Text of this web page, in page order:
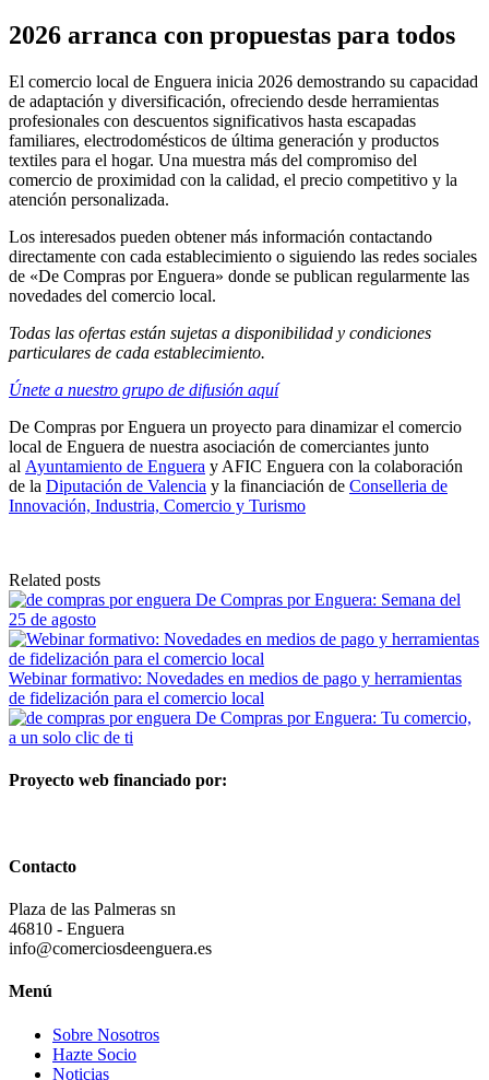
2026 arranca con propuestas para todos
El comercio local de Enguera inicia 2026 demostrando su capacidad
de adaptación y diversificación, ofreciendo desde herramientas
profesionales con descuentos significativos hasta escapadas
familiares, electrodomésticos de última generación y productos
textiles para el hogar. Una muestra más del compromiso del
comercio de proximidad con la calidad, el precio competitivo y la
atención personalizada.
Los interesados pueden obtener más información contactando
directamente con cada establecimiento o siguiendo las redes sociales
de «De Compras por Enguera» donde se publican regularmente las
novedades del comercio local.
Todas las ofertas están sujetas a disponibilidad y condiciones
particulares de cada establecimiento.
Únete a nuestro grupo de difusión aquí
De Compras por Enguera un proyecto para dinamizar el comercio
local de Enguera de nuestra asociación de comerciantes junto
al Ayuntamiento de Enguera y AFIC Enguera con la colaboración
de la Diputación de Valencia y la financiación de Conselleria de
Innovación, Industria, Comercio y Turismo
Related posts
De Compras por Enguera: Semana del
25 de agosto
Webinar formativo: Novedades en medios de pago y herramientas
de fidelización para el comercio local
De Compras por Enguera: Tu comercio,
a un solo clic de ti
Proyecto web financiado por:
Contacto
Plaza de las Palmeras sn
46810 - Enguera
info@comerciosdeenguera.es
Menú
Sobre Nosotros
Hazte Socio
Noticias